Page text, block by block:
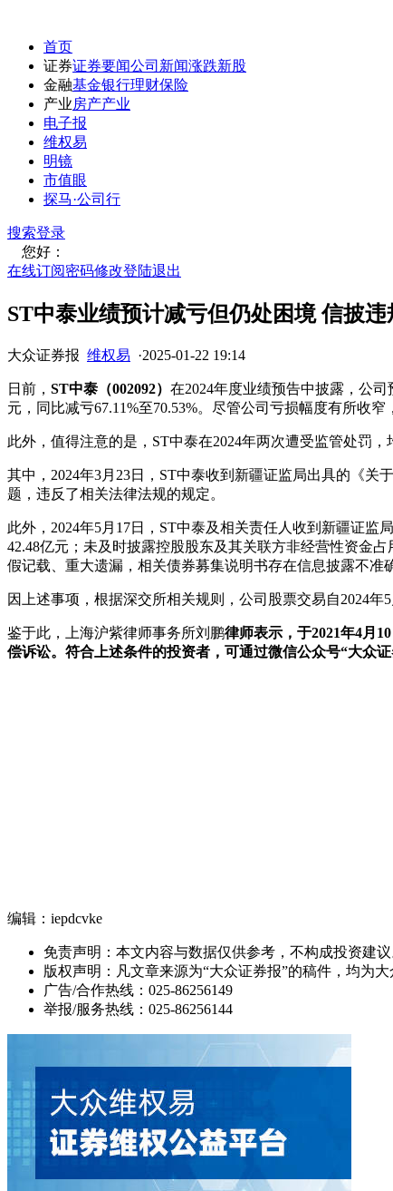
首页
证券证券要闻公司新闻涨跌新股
金融基金银行理财保险
产业房产产业
电子报
维权易
明镜
市值眼
探马·公司行
搜索登录
您好：
在线订阅密码修改登陆退出
ST中泰业绩预计减亏但仍处困境 信披
大众证券报 维权易 ·2025-01-22 19:14
日前， ST中泰（002092） 在2024年度业绩预告中披露，公
元，同比减亏67.11%至70.53%。尽管公司亏损幅度有所收窄
此外，值得注意的是，ST中泰在2024年两次遭受监管处罚，
其中，2024年3月23日，ST中泰收到新疆证监局出具的《
题，违反了相关法律法规的规定。
此外，2024年5月17日，ST中泰及相关责任人收到新疆证
42.48亿元；未及时披露控股股东及其关联方非经营性资金
假记载、重大遗漏，相关债券募集说明书存在信息披露不准
因上述事项，根据深交所相关规则，公司股票交易自2024年
鉴于此，上海沪紫律师事务所刘鹏律师表示，于2021年4月
偿诉讼。符合上述条件的投资者，可通过微信公众号“大众
编辑：iepdcvke
免责声明：本文内容与数据仅供参考，不构成投资建议
版权声明：凡文章来源为“大众证券报”的稿件，均为
广告/合作热线：025-86256149
举报/服务热线：025-86256144